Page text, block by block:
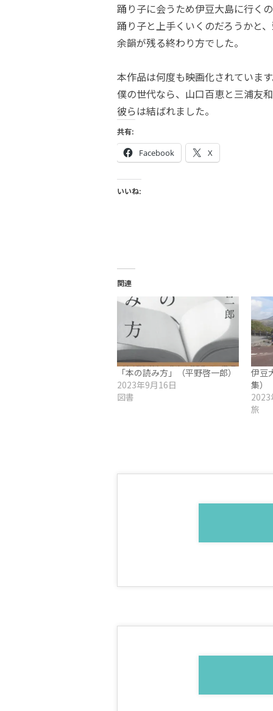
踊り子に会うため伊豆大島に行く
踊り子と上手くいくのだろうかと
余韻が残る終わり方でした。
本作品は何度も映画化されていま
僕の世代なら、山口百恵と三浦友
彼らは結ばれました。
共有:
Facebook X
いいね:
関連
「本の読み方」（平野啓一郎）
2023年9月16日
図書
伊豆
集）
旅